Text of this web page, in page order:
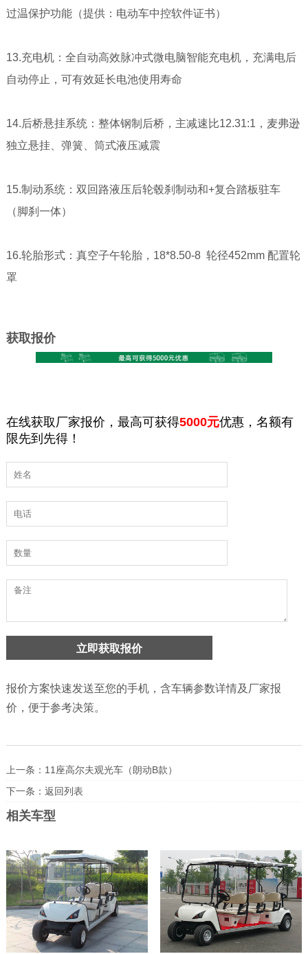
过温保护功能（提供：电动车中控软件证书）
13.充电机：全自动高效脉冲式微电脑智能充电机，充满电后
自动停止，可有效延长电池使用寿命
14.后桥悬挂系统：整体钢制后桥，主减速比12.31:1，麦弗逊
独立悬挂、弹簧、筒式液压减震
15.制动系统：双回路液压后轮毂刹制动和+复合踏板驻车
（脚刹一体）
16.轮胎形式：真空子午轮胎，18*8.50-8 轮径452mm 配置轮
罩
获取报价
在线获取厂家报价，最高可获得5000元优惠，名额有
限先到先得！
报价方案快速发送至您的手机，含车辆参数详情及厂家报
价，便于参考决策。
上一条： 11座高尔夫观光车（朗动B款）
下一条： 返回列表
相关车型